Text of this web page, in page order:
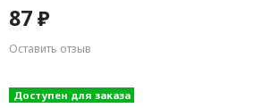
87 ₽
Оставить отзыв
Доступен для заказа